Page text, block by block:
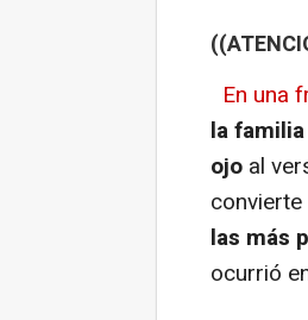
En una
la
ojo al
las más
ocurrió